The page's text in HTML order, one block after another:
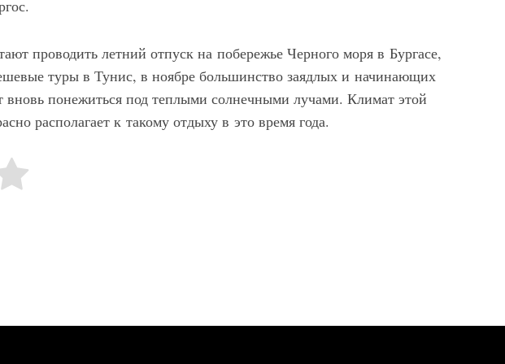
проводить летний отпуск на побережье Черного моря в Бургасе,
туры в Тунис, в ноябре большинство заядлых и начинающих
вновь понежиться под теплыми солнечными лучами. Климат этой
располагает к такому отдыху в это время года.